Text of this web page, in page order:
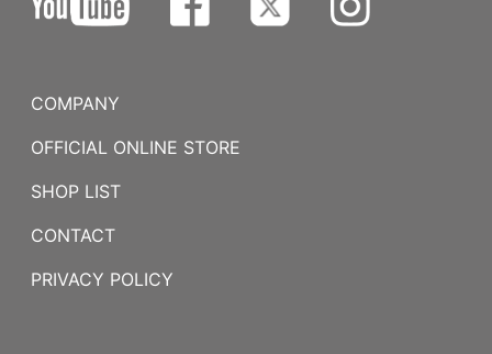
COMPANY
OFFICIAL ONLINE STORE
SHOP LIST
CONTACT
PRIVACY POLICY